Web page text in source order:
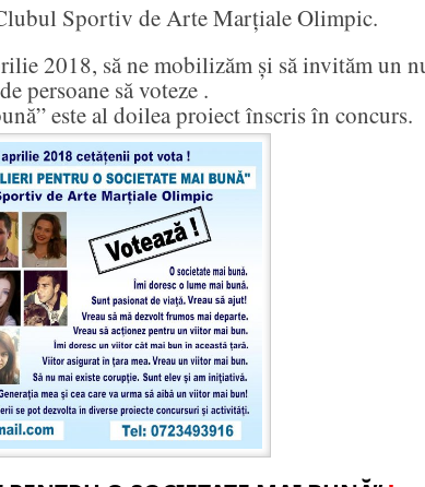
Sportiv de Arte Marțiale Olimpic.
2018, să ne mobilizăm și să invităm un
persoane să voteze .
este al doilea proiect înscris în concurs.